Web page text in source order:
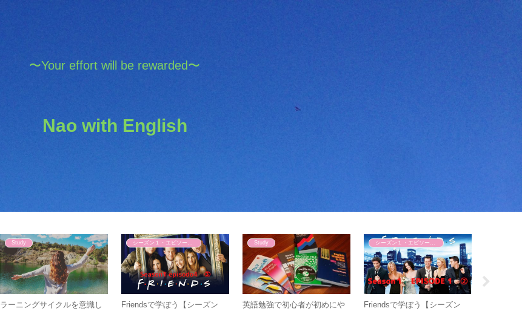
〜Your effort will be rewarded〜
Nao with English
Study
ラーニングサイクルを意識し
Friendsで学ぼう【シーズン
Study
英語勉強で初心者が初めにや
Friendsで学ぼう【シーズン